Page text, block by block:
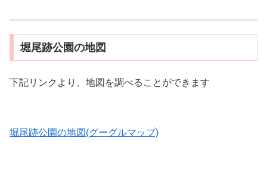
堀尾跡公園の地図
下記リンクより、地図を調べることができます
堀尾跡公園の地図(グーグルマップ)